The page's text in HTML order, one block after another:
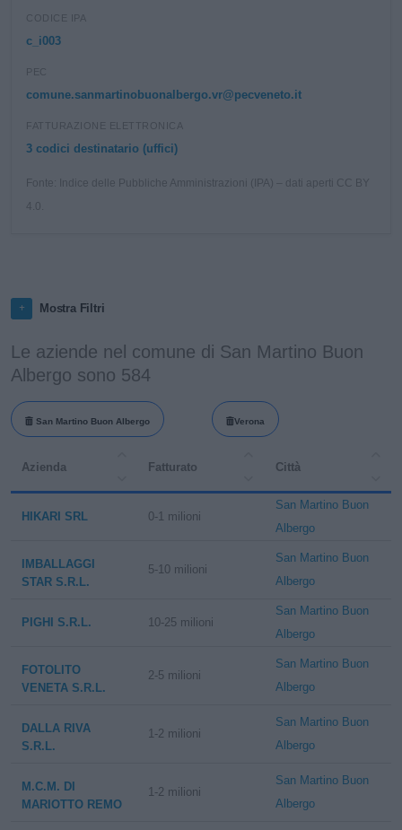
CODICE IPA
c_i003
PEC
comune.sanmartinobuonalbergo.vr@pecveneto.it
FATTURAZIONE ELETTRONICA
3 codici destinatario (uffici)
Fonte: Indice delle Pubbliche Amministrazioni (IPA) – dati aperti CC BY
Mostra Filtri
Le aziende nel comune di San Martino Buon
Albergo sono 584
San Martino Buon Albergo Verona
Azienda Fatturato Città
HIKARI SRL 0-1 milioni
San Martino Buon
Albergo
IMBALLAGGI
STAR S.R.L.
5-10 milioni
San Martino Buon
Albergo
PIGHI S.R.L. 10-25 milioni
San Martino Buon
Albergo
FOTOLITO
VENETA S.R.L.
2-5 milioni
San Martino Buon
Albergo
DALLA RIVA
S.R.L.
1-2 milioni
San Martino Buon
Albergo
M.C.M. DI
MARIOTTO REMO
1-2 milioni
San Martino Buon
Albergo